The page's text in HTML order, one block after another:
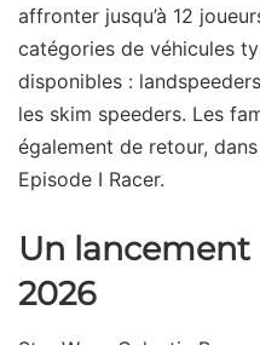
affronter jusqu’à 12
catégories de véhicules
disponibles :
les skim speeders. Les
également de retour,
Episode I Racer.
Un
2026